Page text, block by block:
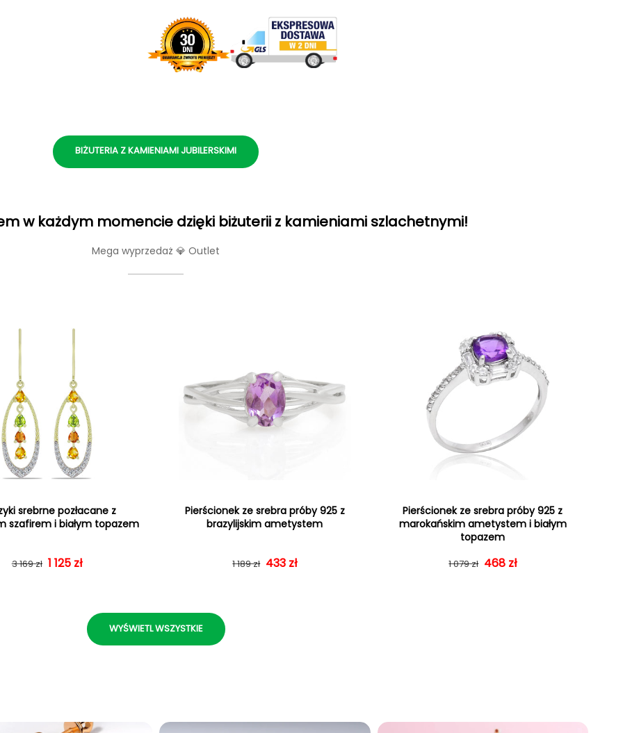
BIŻUTERIA Z KAMIENIAMI JUBILERSKIMI
w każdym momencie dzięki biżuterii z kamieniami szlachetnymi!
Mega wyprzedaż 💎 Outlet
srebrne pozłacane z
szafirem i białym topazem
Cena regularna
3 169 zł Cena sprzedaży
1 125 zł
Pierścionek ze srebra próby 925 z
brazylijskim ametystem
Cena regularna
1 189 zł Cena sprzedaży
433 zł
Pierścionek ze srebra próby 925 z
marokańskim ametystem i białym
topazem
Cena regularna
1 079 zł Cena sprzedaży
468 zł
WYŚWIETL WSZYSTKIE